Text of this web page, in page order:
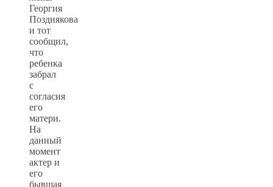
Георгия
Позднякова
и тот
сообщил,
что
ребенка
забрал
с
согласия
его
матери.
На
данный
момент
актер и
его
бывшая